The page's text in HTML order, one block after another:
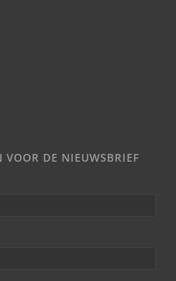
VOOR DE NIEUWSBRIEF